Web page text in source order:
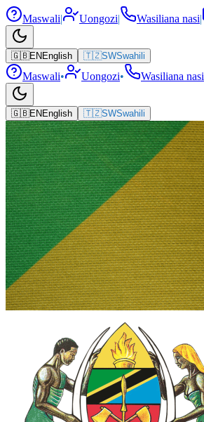
Maswali| Uongozi| Wasiliana nasi|
🇬🇧EN English 🇹🇿SWSwahili
Maswali• Uongozi• Wasiliana nasi
🇬🇧EN English 🇹🇿SWSwahili